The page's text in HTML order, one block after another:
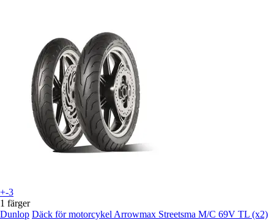
+-3
1 färger
Dunlop Däck för motorcykel Arrowmax Streetsma M/C 69V TL (x2)